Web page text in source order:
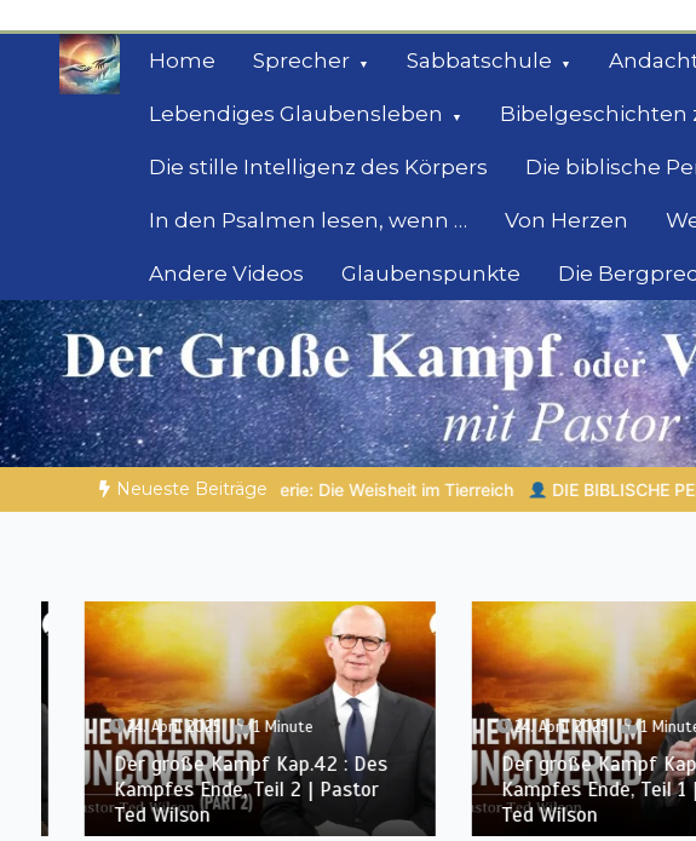
springen
Home Sprecher Sabbatschule
Lebendiges Glaubensleben Bibelgeschichten
Die stille Intelligenz des Körpers Die biblische
In den Psalmen lesen, wenn … Von Herzen
Andere Videos Glaubenspunkte Die
Geheimnisse der Bibel
Biblische Einsichten für Menschen auf der Suche
Neueste Beiträge
DIE BIBLISCHE PERSON DES TAGES | 05.08.2026 | Laban – der
24. April 2025 1 Minute
Der große Kampf Kap.42 : Des
Kampfes Ende, Teil 2 | Pastor
Ted Wilson
24. April 2025 1 Minute
Der große Kampf
Kampfes Ende, Teil 1 |
Ted Wilson